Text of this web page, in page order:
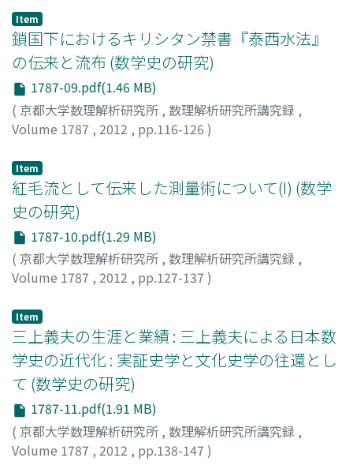
Bowen
Item
鎖国下におけるキリシタン禁書『泰西水法』
の伝来と流布 (数学史の研究)
1787-09.pdf(1.46 MB)
( 京都大学数理解析研究所 , 数理解析研究所講究録 ,
Volume 1787 , 2012 , pp.116-126 )
Item
紅毛流として伝来した測量術について(I) (数学
史の研究)
1787-10.pdf(1.29 MB)
( 京都大学数理解析研究所 , 数理解析研究所講究録 ,
Volume 1787 , 2012 , pp.127-137 )
Item
三上義夫の生涯と業績 : 三上義夫による日本数
学史の近代化 : 実証史学と文化史学の往還とし
て (数学史の研究)
1787-11.pdf(1.91 MB)
( 京都大学数理解析研究所 , 数理解析研究所講究録 ,
Volume 1787 , 2012 , pp.138-147 )